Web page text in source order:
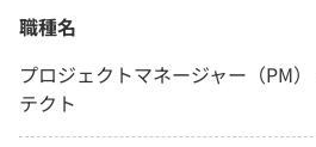
職種名
プロジェクトマネージャー（PM
テクト